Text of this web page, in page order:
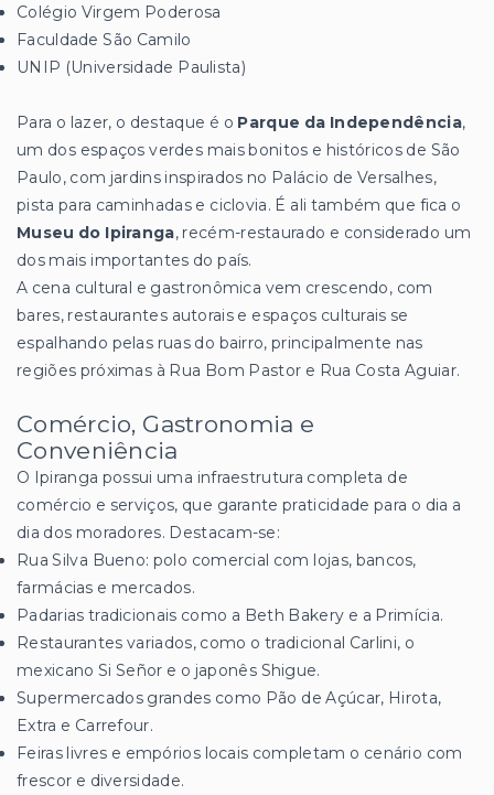
Colégio Virgem Poderosa
Faculdade São Camilo
UNIP (Universidade Paulista)
Para o lazer, o destaque é o Parque da Independência,
um dos espaços verdes mais bonitos e históricos de São
Paulo, com jardins inspirados no Palácio de Versalhes,
pista para caminhadas e ciclovia. É ali também que fica o
Museu do Ipiranga, recém-restaurado e considerado um
dos mais importantes do país.
A cena cultural e gastronômica vem crescendo, com
bares, restaurantes autorais e espaços culturais se
espalhando pelas ruas do bairro, principalmente nas
regiões próximas à Rua Bom Pastor e Rua Costa Aguiar.
Comércio, Gastronomia e
Conveniência
O Ipiranga possui uma infraestrutura completa de
comércio e serviços, que garante praticidade para o dia a
dia dos moradores. Destacam-se:
Rua Silva Bueno: polo comercial com lojas, bancos,
farmácias e mercados.
Padarias tradicionais como a Beth Bakery e a Primícia.
Restaurantes variados, como o tradicional Carlini, o
mexicano Si Señor e o japonês Shigue.
Supermercados grandes como Pão de Açúcar, Hirota,
Extra e Carrefour.
Feiras livres e empórios locais completam o cenário com
frescor e diversidade.